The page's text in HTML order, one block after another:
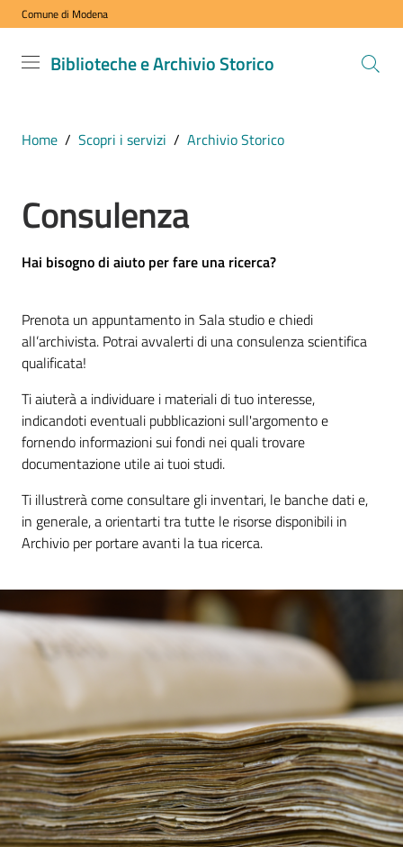
Vai al contenuto
Vai alla navigazione
Vai al footer
Comune di Modena
Biblioteche e Archivio Storico
Biblioteche
COMUNE DI
MODENA
VISITA
nostri
ESPLORA
contenuti
SCOPRI
i
servizi
PARTECIPA
alle
attività
UTILIZZA
i
servizi
online
Home / Scopri i servizi / Archivio Storico
Consulenza
Hai bisogno di aiuto per fare una ricerca?
Prenota un appuntamento in Sala studio e chiedi
all’archivista. Potrai avvalerti di una consulenza scientifica
qualificata!
Ti aiuterà a individuare i materiali di tuo interesse,
indicandoti eventuali pubblicazioni sull'argomento e
fornendo informazioni sui fondi nei quali trovare
documentazione utile ai tuoi studi.
Ti illustrerà come consultare gli inventari, le banche dati e,
in generale, a orientarti tra tutte le risorse disponibili in
Archivio per portare avanti la tua ricerca.